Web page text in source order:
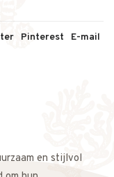
Pinterest E-mail
en stijlvol